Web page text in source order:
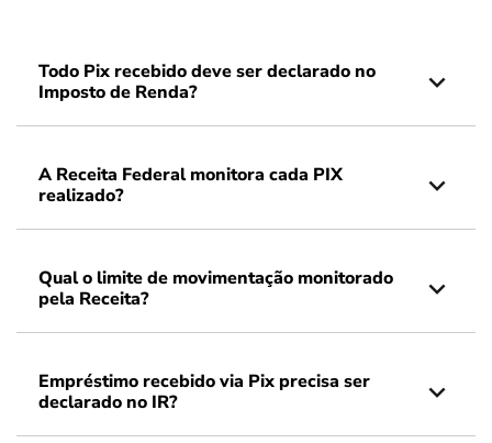
Todo Pix recebido deve ser declarado no
Imposto de Renda?
A Receita Federal monitora cada PIX
realizado?
Qual o limite de movimentação monitorado
pela Receita?
Empréstimo recebido via Pix precisa ser
declarado no IR?